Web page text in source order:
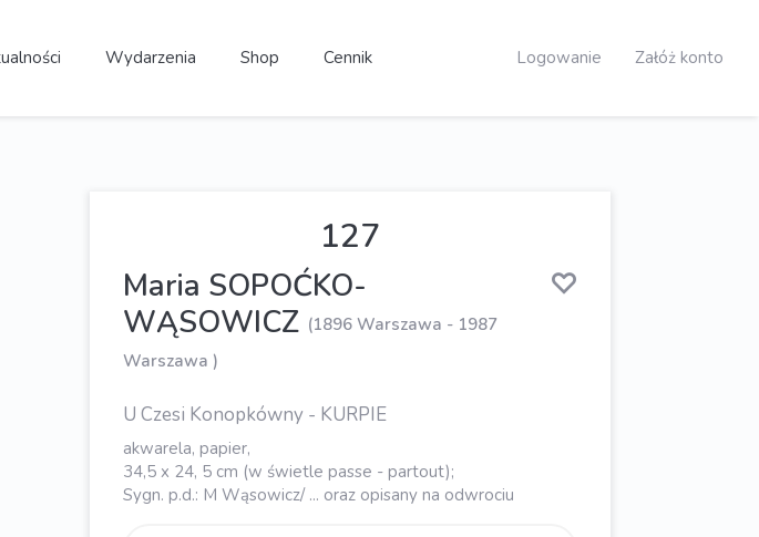
Wydarzenia Shop Cennik Logowanie Załóż konto
127
Maria SOPOĆKO-
WĄSOWICZ (1896 Warszawa - 1987
Warszawa )
U Czesi Konopkówny - KURPIE
akwarela, papier,
34,5 x 24, 5 cm (w świetle passe - partout);
Sygn. p.d.: M Wąsowicz/ ... oraz opisany na odwrociu